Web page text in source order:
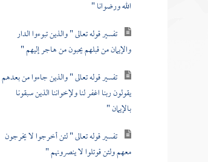
الله ورضوانا "
تفسير قوله تعالى " والذين تبوءوا الدار
والإيمان من قبلهم يحبون من هاجر إليهم "
تفسير قوله تعالى " والذين جاءوا من بعدهم
يقولون ربنا اغفر لنا ولإخواننا الذين سبقونا
بالإيمان "
تفسير قوله تعالى " لئن أخرجوا لا يخرجون
معهم ولئن قوتلوا لا ينصرونهم "